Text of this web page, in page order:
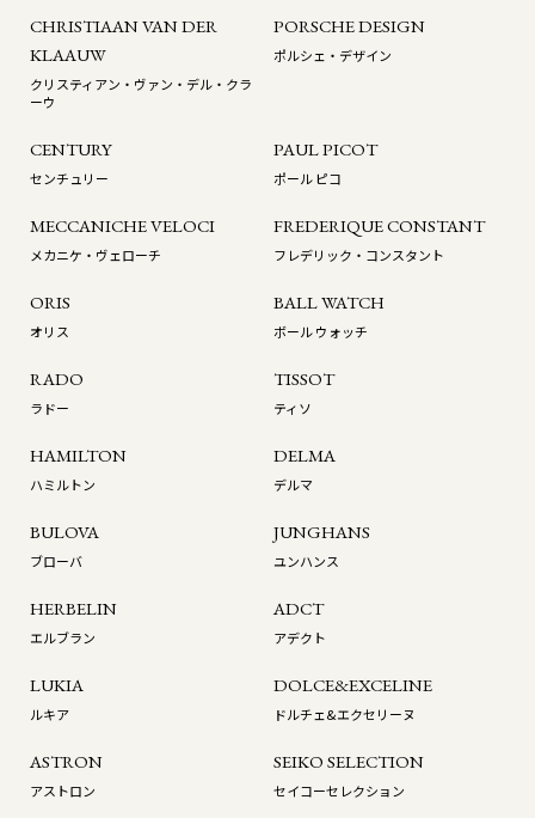
CHRISTIAAN VAN DER
KLAAUW
クリスティアン・ヴァン・デル・クラ
ーウ
PORSCHE DESIGN
ポルシェ・デザイン
CENTURY
センチュリー
PAUL PICOT
ポール ピコ
MECCANICHE VELOCI
メカニケ・ヴェローチ
FREDERIQUE CONSTANT
フレデリック・コンスタント
ORIS
オリス
BALL WATCH
ボール ウォッチ
RADO
ラドー
TISSOT
ティソ
HAMILTON
ハミルトン
DELMA
デルマ
BULOVA
ブローバ
JUNGHANS
ユンハンス
HERBELIN
エルブラン
ADCT
アデクト
LUKIA
ルキア
DOLCE&EXCELINE
ドルチェ&エクセリーヌ
ASTRON
アストロン
SEIKO SELECTION
セイコーセレクション